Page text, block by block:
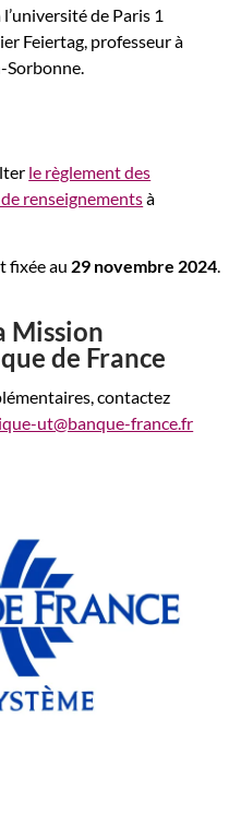
de Paris 1
Feiertag, professeur à
Sorbonne.
le règlement des
renseignementsà
fixée au 29 novembre 2024.
Mission
de France
contactez
ut@banque-france.fr